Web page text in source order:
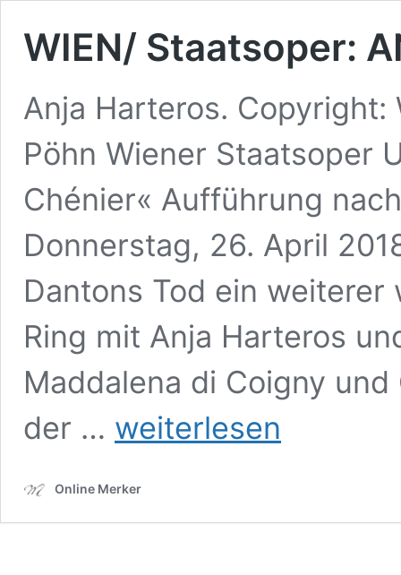
WIEN/ Staatsoper:
Anja Harteros.
Pöhn Wiener Staatsoper
Chénier« Aufführung
Donnerstag, 26. April
Dantons Tod ein
Ring mit Anja Harteros
Maddalena di Coigny
der …
Staatsoper:
weiterlesen
Online Merker